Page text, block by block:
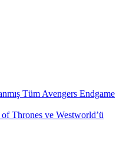
Tüm Avengers Endgame
of Thrones ve Westworld’ü